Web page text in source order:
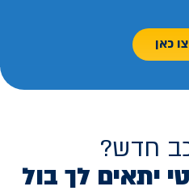
כאן
חדש?
יתאים לך בול